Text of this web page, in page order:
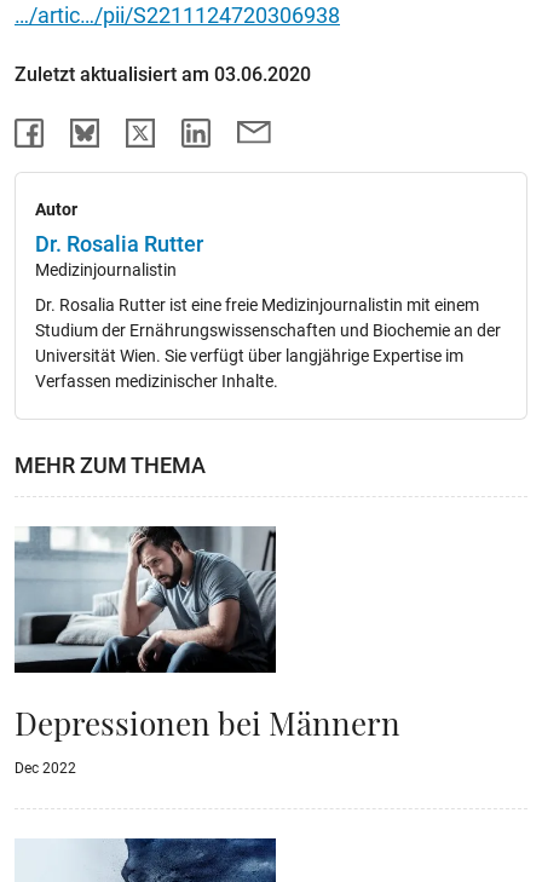
…/artic…/pii/S2211124720306938
Zuletzt aktualisiert am 03.06.2020
Autor
Dr. Rosalia Rutter
Medizinjournalistin
Dr. Rosalia Rutter ist eine freie Medizinjournalistin mit einem
Studium der Ernährungswissenschaften und Biochemie an der
Universität Wien. Sie verfügt über langjährige Expertise im
Verfassen medizinischer Inhalte.
MEHR ZUM THEMA
Depressionen bei Männern
Dec 2022